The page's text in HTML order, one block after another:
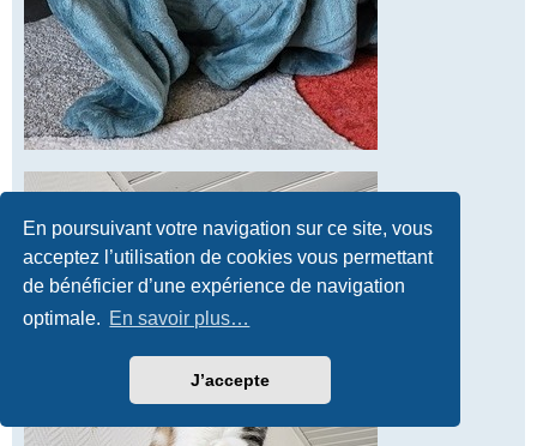
En poursuivant votre navigation sur ce site, vous
acceptez l’utilisation de cookies vous permettant
de bénéficier d’une expérience de navigation
optimale. En savoir plus…
J’accepte